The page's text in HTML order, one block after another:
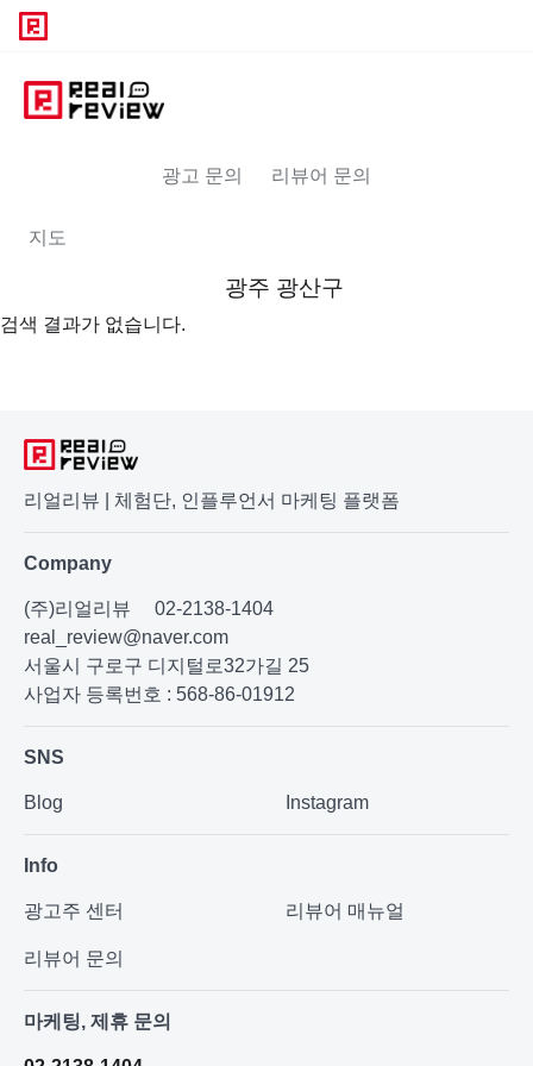
광고 문의 리뷰어 문의
지도
광주 광산구
검색 결과가 없습니다.
리얼리뷰 | 체험단, 인플루언서 마케팅 플랫폼
Company
(주)리얼리뷰
02-2138-1404
real_review@naver.com
서울시 구로구 디지털로32가길 25
사업자 등록번호 : 568-86-01912
SNS
Blog Instagram
Info
광고주 센터 리뷰어 매뉴얼
리뷰어 문의
마케팅, 제휴 문의